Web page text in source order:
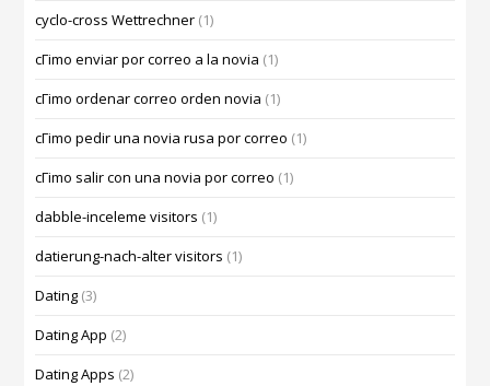
cyclo-cross Wettrechner (1)
cГіmo enviar por correo a la novia (1)
cГіmo ordenar correo orden novia (1)
cГіmo pedir una novia rusa por correo (1)
cГіmo salir con una novia por correo (1)
dabble-inceleme visitors (1)
datierung-nach-alter visitors (1)
Dating (3)
Dating App (2)
Dating Apps (2)